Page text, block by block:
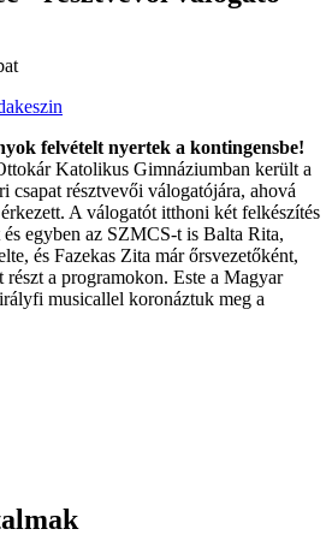
felvételt nyertek a kontingensbe!
Katolikus Gimnáziumban került a
csapat résztvevői válogatójára, ahová
A válogatót itthoni két felkészítés
egyben az SZMCS-t is Balta Rita,
és Fazekas Zita már őrsvezetőként,
a programokon. Este a Magyar
musicallel koronáztuk meg a